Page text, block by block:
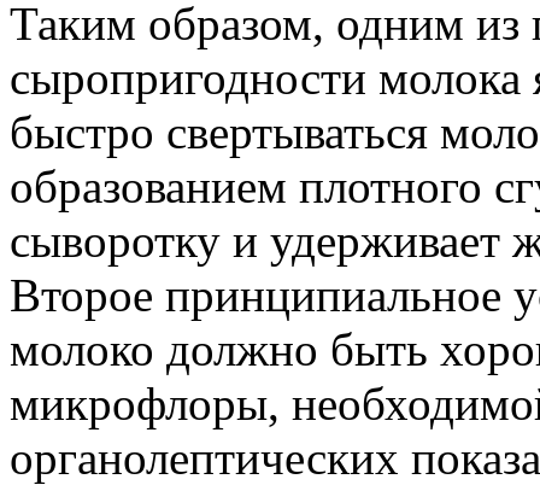
Таким образом, одним из
сыропригодности молока
быстро свертываться
образованием плотного
сыворотку и удерживает
Второе принципиальное
молоко должно быть
микрофлоры,
органолептических